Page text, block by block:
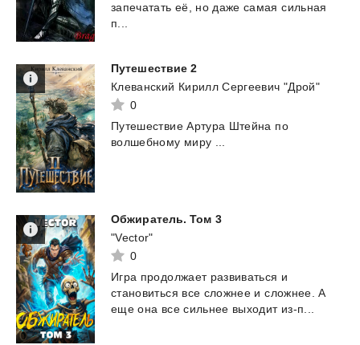
запечатать её, но даже самая сильная
п...
Путешествие 2
Клеванский Кирилл Сергеевич "Дрой"
0
Путешествие Артура Штейна по
волшебному миру ...
Обжиратель. Том 3
"Vector"
0
Игра продолжает развиваться и
становиться все сложнее и сложнее. А
еще она все сильнее выходит из-п...